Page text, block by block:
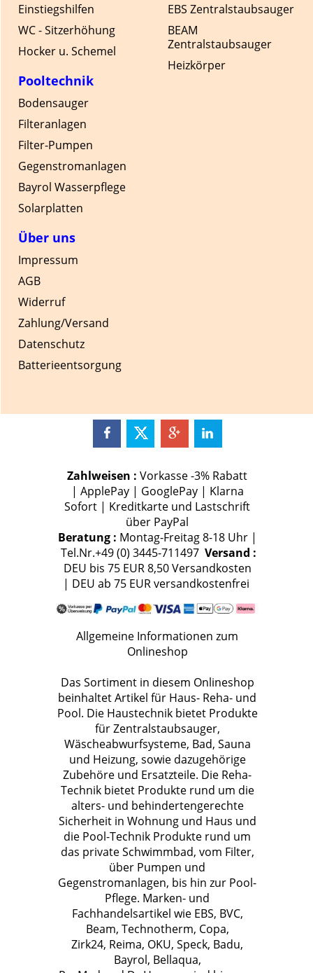
EBS Zentralstaubsauger
BEAM
Zentralstaubsauger
Heizkörper
Einstiegshilfen
WC - Sitzerhöhung
Hocker u. Schemel
Pooltechnik
Bodensauger
Filteranlagen
Filter-Pumpen
Gegenstromanlagen
Bayrol Wasserpflege
Solarplatten
Über uns
Impressum
AGB
Widerruf
Zahlung/Versand
Datenschutz
Batterieentsorgung
Zahlweisen : Vorkasse -3% Rabatt
| ApplePay | GooglePay | Klarna
Sofort | Kreditkarte und Lastschrift
über PayPal
Beratung : Montag-Freitag 8-18 Uhr |
Tel.Nr.+49 (0) 3445-711497 Versand :
DEU bis 75 EUR 8,50 Versandkosten
| DEU ab 75 EUR versandkostenfrei
Allgemeine Informationen zum
Onlineshop
Das Sortiment in diesem Onlineshop
beinhaltet Artikel für Haus- Reha- und
Pool. Die Haustechnik bietet Produkte
für Zentralstaubsauger,
Wäscheabwurfsysteme, Bad, Sauna
und Heizung, sowie dazugehörige
Zubehöre und Ersatzteile. Die Reha-
Technik bietet Produkte rund um die
alters- und behindertengerechte
Sicherheit in Wohnung und Haus und
die Pool-Technik Produkte rund um
das private Schwimmbad, vom Filter,
über Pumpen und
Gegenstromanlagen, bis hin zur Pool-
Pflege. Marken- und
Fachhandelsartikel wie EBS, BVC,
Beam, Technotherm, Copa,
Zirk24, Reima, OKU, Speck, Badu,
Bayrol, Bellaqua,